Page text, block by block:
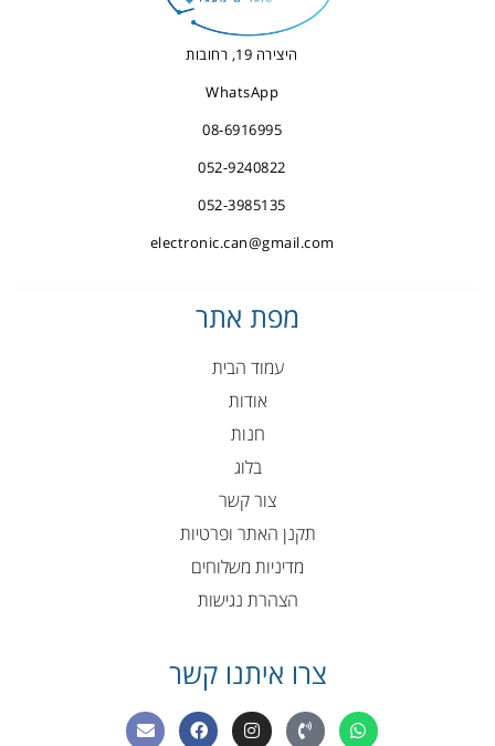
היצירה 19, רחובות
WhatsApp
08-6916995
052-9240822
052-3985135
electronic.can@gmail.com
מפת אתר
עמוד הבית
אודות
חנות
בלוג
צור קשר
תקנן האתר ופרטיות
מדיניות משלוחים
הצהרת נגישות
צרו איתנו קשר
W
h
P
h
I
n
F
a
E
n